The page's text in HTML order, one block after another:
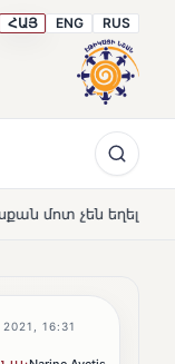
ՀԱՅ ENG RUS
HOT Լեռնահովիտի
16:31